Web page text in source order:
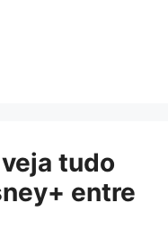
tudo
entre